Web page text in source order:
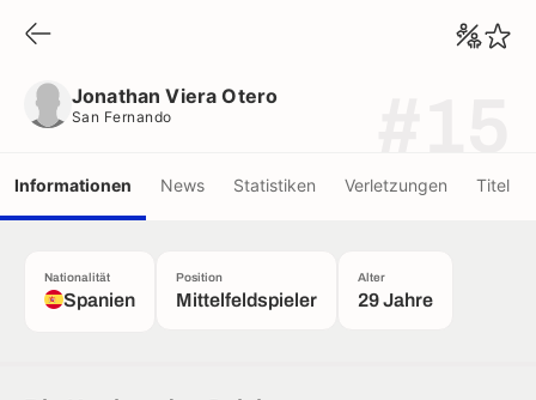
Jonathan Viera Otero
San Fernando
Informationen News Statistiken Verletzungen Titel
Nationalität
Spanien
Position
Mittelfeldspieler
Alter
29 Jahre